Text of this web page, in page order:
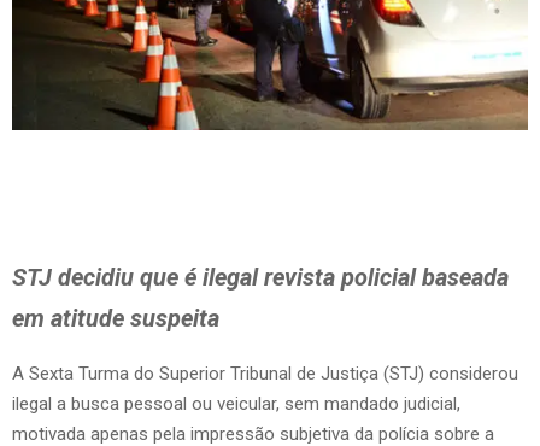
STJ decidiu que é ilegal revista policial baseada
em atitude suspeita
A Sexta Turma do Superior Tribunal de Justiça (STJ) considerou
ilegal a busca pessoal ou veicular, sem mandado judicial,
motivada apenas pela impressão subjetiva da polícia sobre a